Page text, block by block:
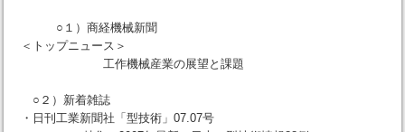
○１）商経機械新聞
＜トップニュース＞
工作機械産業の展望と課題
○２）新着雑誌
・日刊工業新聞社「型技術」07.07号